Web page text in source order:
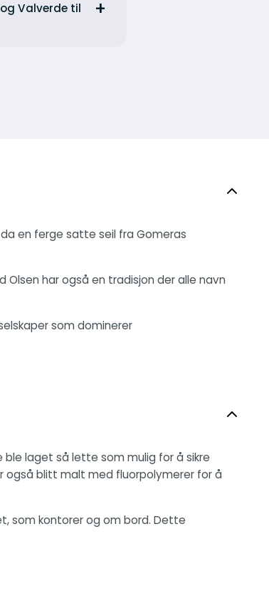
Valverde til
da en ferge satte seil fra Gomeras
har også en tradisjon der alle navn
som dominerer
laget så lette som mulig for å sikre
også blitt malt med fluorpolymerer for å
som kontorer og om bord. Dette